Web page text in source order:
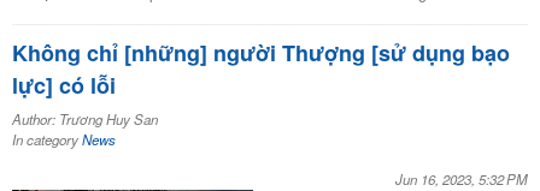
Không chỉ [những] người Thượng [sử dụng bạo
lực] có lỗi
Author: Trương Huy San
In categoryNews
Jun 16, 2023, 5:32 PM